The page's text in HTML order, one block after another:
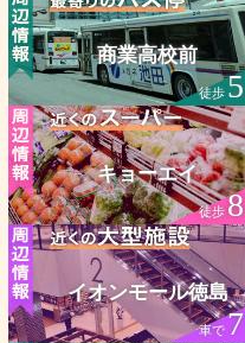
商業高校前
徒歩5
キョーエイ
徒歩8
イオンモール徳島
車で7